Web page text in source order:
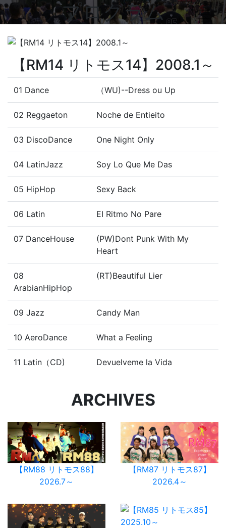
プログラム
【RM14 リトモス14】2008.1～
01 Dance （WU)--Dress ou Up
02 Reggaeton Noche de Entieito
03 DiscoDance One Night Only
04 LatinJazz Soy Lo Que Me Das
05 HipHop Sexy Back
06 Latin EI Ritmo No Pare
07 DanceHouse
(PW)Dont Punk With My
Heart
08
ArabianHipHop
(RT)Beautiful Lier
09 Jazz Candy Man
10 AeroDance What a Feeling
11 Latin（CD) Devuelveme la Vida
ARCHIVES
【RM88 リトモス88】
2026.7～
【RM87 リトモス87】
2026.4～